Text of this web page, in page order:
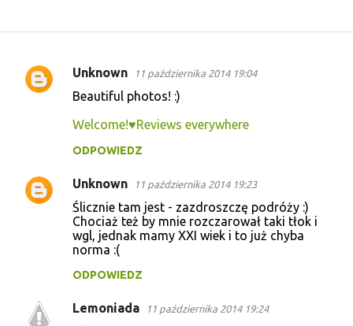
K
t
Unknown 11 października 2014 19:04
Beautiful photos! :)
Welcome!♥Reviews everywhere
ODPOWIEDZ
Unknown 11 października 2014 19:23
Ślicznie tam jest - zazdroszczę podróży :)
Chociaż też by mnie rozczarował taki tłok i
wgl, jednak mamy XXI wiek i to już chyba
norma :(
ODPOWIEDZ
Lemoniada 11 października 2014 19:24